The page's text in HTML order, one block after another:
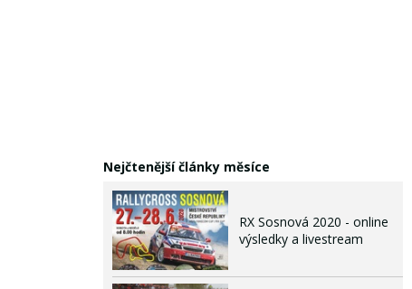
Nejčtenější články měsíce
RX Sosnová 2020 - online
výsledky a livestream